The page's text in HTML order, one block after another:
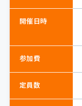
開催日時
参加費
定員数